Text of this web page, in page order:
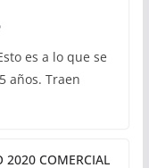
es a lo que se
años. Traen
2020 COMERCIAL